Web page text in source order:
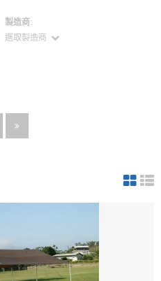
製造商:
選取製造商